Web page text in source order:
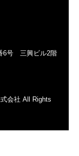
6号 三興ビル2階
会社 All Rights